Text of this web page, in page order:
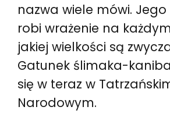
nazwa wiele mówi.
robi wrażenie na
jakiej wielkości są
Gatunek ślimaka-
się w teraz w
Narodowym.